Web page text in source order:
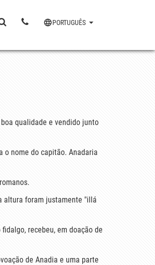
PORTUGUÊS
qualidade e vendido junto
o nome do capitão. Anadaria
altura foram justamente "illá
recebeu, em doação de
de Anadia e uma parte